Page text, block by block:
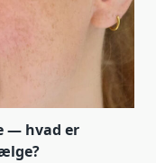
— hvad er